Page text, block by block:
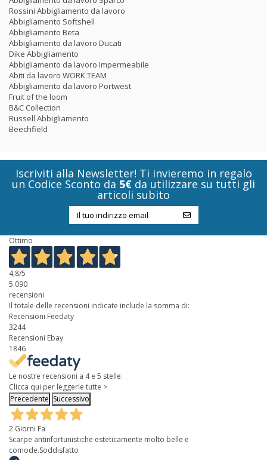
Rossini Abbigliamento da lavoro
Abbigliamento Softshell
Abbigliamento Beta
Abbigliamento da lavoro Ducati
Dike Abbigliamento
Abbigliamento da lavoro Impermeabile
Abiti da lavoro WORK TEAM
Abbigliamento da lavoro Portwest
Fruit of the loom
B&C Collection
Russell Abbigliamento
Beechfield
Iscriviti alla Newsletter! Ti invieremo in regalo
un Codice Sconto da 5€ da utilizzare su tutti gli
articoli subito
Ottimo
4,8/5
5.090
recensioni
Il totale delle recensioni indicate include la somma di:
Recensioni Feedaty
3244
Recensioni Ebay
1846
Le nostre recensioni a 4 e 5 stelle.
Clicca qui per leggerle tutte >
Precedente Successivo
2 Giorni Fa
Scarpe antinfortunistiche esteticamente molto belle e
comode.Soddisfatto